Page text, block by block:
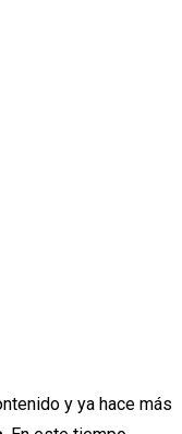
y ya hace más